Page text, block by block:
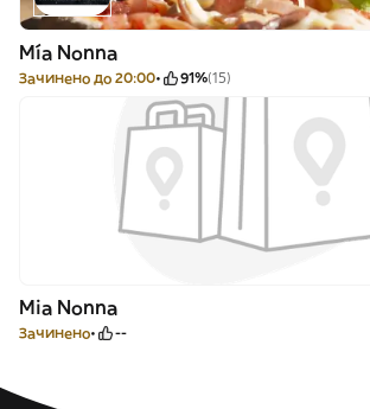
Mía Nonna
Зачинено до 20:00 91%(15)
Mia Nonna
Зачинено --